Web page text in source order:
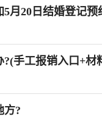
月20日结婚登记
手工报销入口+材
方?